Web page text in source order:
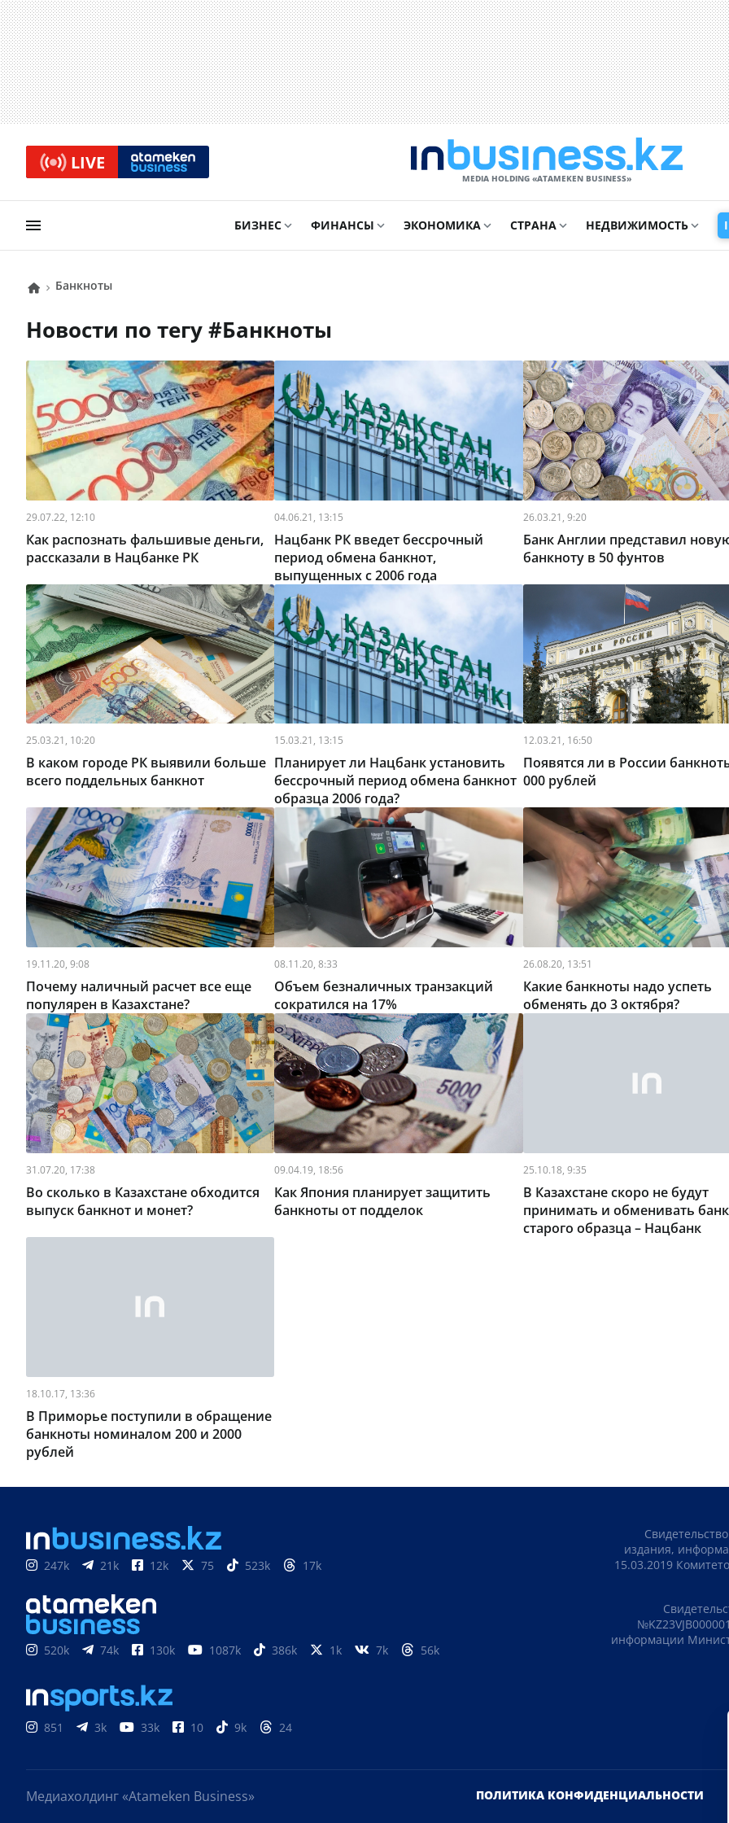
LIVE
MEDIA HOLDING «ATAMEKЕN BUSINESS»
БИЗНЕС ФИНАНСЫ ЭКОНОМИКА СТРАНА НЕДВИЖИМОСТЬ
Банкноты
Новости по тегу # Банкноты
29.07.22, 12:10
Как распознать фальшивые деньги,
рассказали в Нацбанке РК
04.06.21, 13:15
Нацбанк РК введет бессрочный
период обмена банкнот,
выпущенных с 2006 года
26.03.21, 9:20
Банк Англии представил
банкноту в 50 фунтов
25.03.21, 10:20
В каком городе РК выявили больше
всего поддельных банкнот
15.03.21, 13:15
Планирует ли Нацбанк установить
бессрочный период обмена банкнот
образца 2006 года?
12.03.21, 16:50
Появятся ли в России
000 рублей
19.11.20, 9:08
Почему наличный расчет все еще
популярен в Казахстане?
08.11.20, 8:33
Объем безналичных транзакций
сократился на 17%
26.08.20, 13:51
Какие банкноты надо успеть
обменять до 3 октября?
31.07.20, 17:38
Во сколько в Казахстане обходится
выпуск банкнот и монет?
09.04.19, 18:56
Как Япония планирует защитить
банкноты от подделок
25.10.18, 9:35
В Казахстане скоро не будут
принимать и обменивать
старого образца – Нацбанк
18.10.17, 13:36
В Приморье поступили в обращение
банкноты номиналом 200 и 2000
рублей
247k 21k 12k 75 523k 17k
520k 74k 130k 1087k 386k 1k 7k 56k
851 3k 33k 10 9k 24
издания,
15.03.2019
информации
Медиахолдинг «Atameken Business» ПОЛИТИКА КОНФИДЕНЦИАЛЬНОСТИ